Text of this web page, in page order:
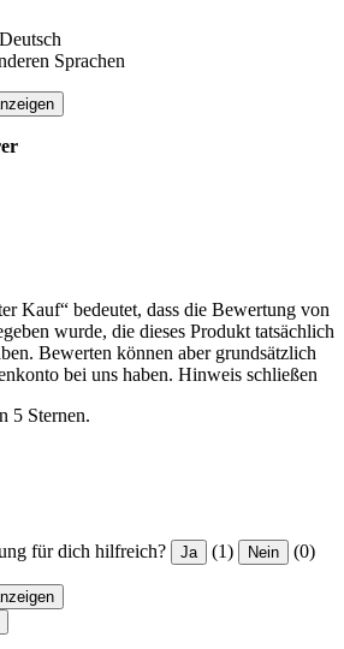
Sprachen
Kauf“ bedeutet, dass die Bewertung von
wurde, die dieses Produkt tatsächlich
Bewerten können aber grundsätzlich
bei uns haben. Hinweis schließen
5 Sternen.
für dich hilfreich? Ja (1) Nein (0)